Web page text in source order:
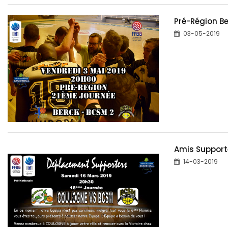
Pré-Région
03-05-2019
Amis
14-03-2019